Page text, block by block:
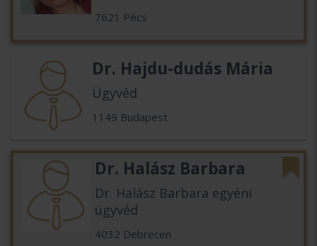
7621 Pécs
Dr. Hajdu-dudás Mária
Ügyvéd
1149 Budapest
Dr. Halász Barbara
Dr. Halász Barbara egyéni
ügyvéd
4032 Debrecen